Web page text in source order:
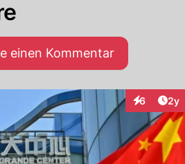
einen Kommentar
6 2y